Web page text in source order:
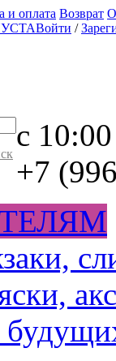
и оплата Возврат
Войти /
с
+7